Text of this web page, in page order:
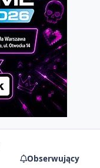
Obserwujący